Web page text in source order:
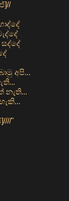
අපි...
නැති...
"